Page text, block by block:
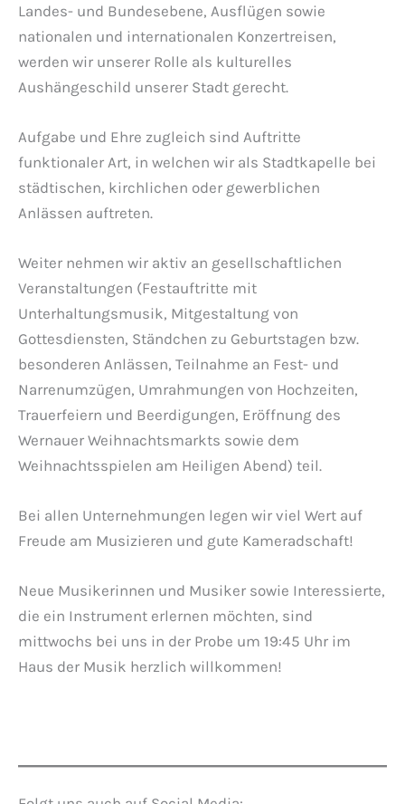
Landes- und Bundesebene, Ausflügen sowie
nationalen und internationalen Konzertreisen,
werden wir unserer Rolle als kulturelles
Aushängeschild unserer Stadt gerecht.
Aufgabe und Ehre zugleich sind Auftritte
funktionaler Art, in welchen wir als Stadtkapelle bei
städtischen, kirchlichen oder gewerblichen
Anlässen auftreten.
Weiter nehmen wir aktiv an gesellschaftlichen
Veranstaltungen (Festauftritte mit
Unterhaltungsmusik, Mitgestaltung von
Gottesdiensten, Ständchen zu Geburtstagen bzw.
besonderen Anlässen, Teilnahme an Fest- und
Narrenumzügen, Umrahmungen von Hochzeiten,
Trauerfeiern und Beerdigungen, Eröffnung des
Wernauer Weihnachtsmarkts sowie dem
Weihnachtsspielen am Heiligen Abend) teil.
Bei allen Unternehmungen legen wir viel Wert auf
Freude am Musizieren und gute Kameradschaft!
Neue Musikerinnen und Musiker sowie Interessierte,
die ein Instrument erlernen möchten, sind
mittwochs bei uns in der Probe um 19:45 Uhr im
Haus der Musik herzlich willkommen!